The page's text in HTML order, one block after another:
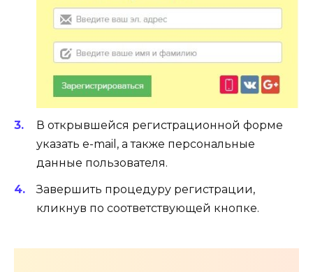
В открывшейся регистрационной форме
указать e-mail, а также персональные
данные пользователя.
Завершить процедуру регистрации,
кликнув по соответствующей кнопке.